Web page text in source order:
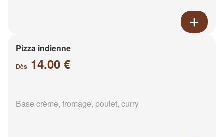
Pizza indienne
Dès 14.00 €
Base crème, fromage, poulet, curry